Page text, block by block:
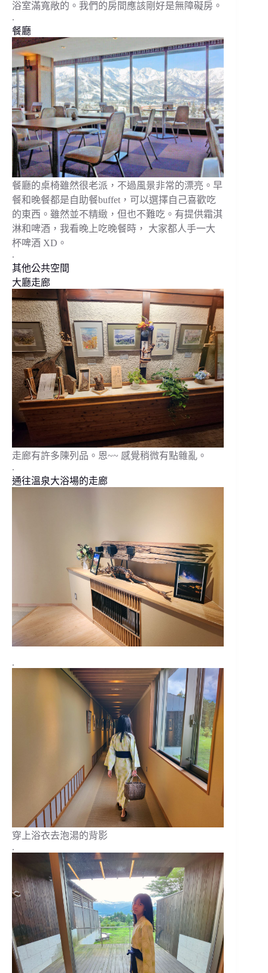
浴室滿寬敞的。我們的房間應該剛好是無障礙房。
.
餐廳
餐廳的桌椅雖然很老派，不過風景非常的漂亮。早
餐和晚餐都是自助餐buffet，可以選擇自己喜歡吃
的東西。雖然並不精緻，但也不難吃。有提供霜淇
淋和啤酒，我看晚上吃晚餐時， 大家都人手一大
杯啤酒 XD。
.
其他公共空間
大廳走廊
走廊有許多陳列品。恩~~ 感覺稍微有點雜亂。
.
通往溫泉大浴場的走廊
.
穿上浴衣去泡湯的背影
.